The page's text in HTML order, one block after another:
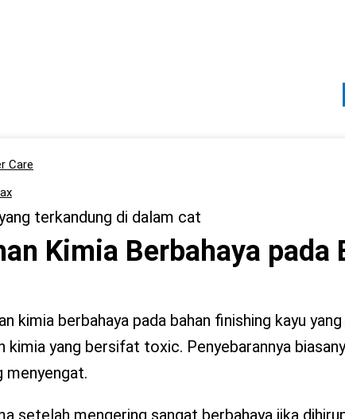
Care
Oil
Kimia Berbahaya pada
kimia berbahaya pada bahan finishing kayu
kimia yang bersifat toxic. Penyebarannya
menyengat.
setelah mengering sangat berbahaya jika